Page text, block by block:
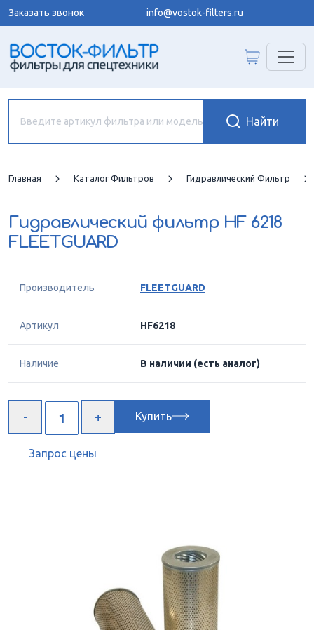
Заказать звонок info@vostok-filters.ru
Главная Каталог Фильтров Гидравлический Фильтр
Гидравлический фильтр HF 6218
FLEETGUARD
Производитель FLEETGUARD
Артикул HF6218
Наличие В наличии (есть аналог)
Купить
Запрос цены